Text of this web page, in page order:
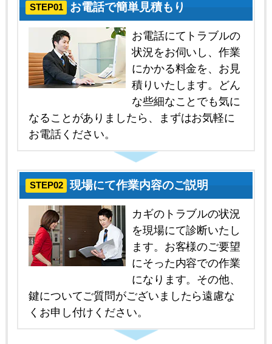
STEP01 お電話で簡単見積もり
お電話にてトラブルの
状況をお伺いし、作業
にかかる料金を、お見
積りいたします。どん
な些細なことでも気に
なることがありましたら、まずはお気軽に
お電話ください。
STEP02 現場にて作業内容のご説明
カギのトラブルの状況
を現場にて診断いたし
ます。お客様のご要望
にそった内容での作業
になります。その他、
鍵についてご質問がございましたら遠慮な
くお申し付けください。